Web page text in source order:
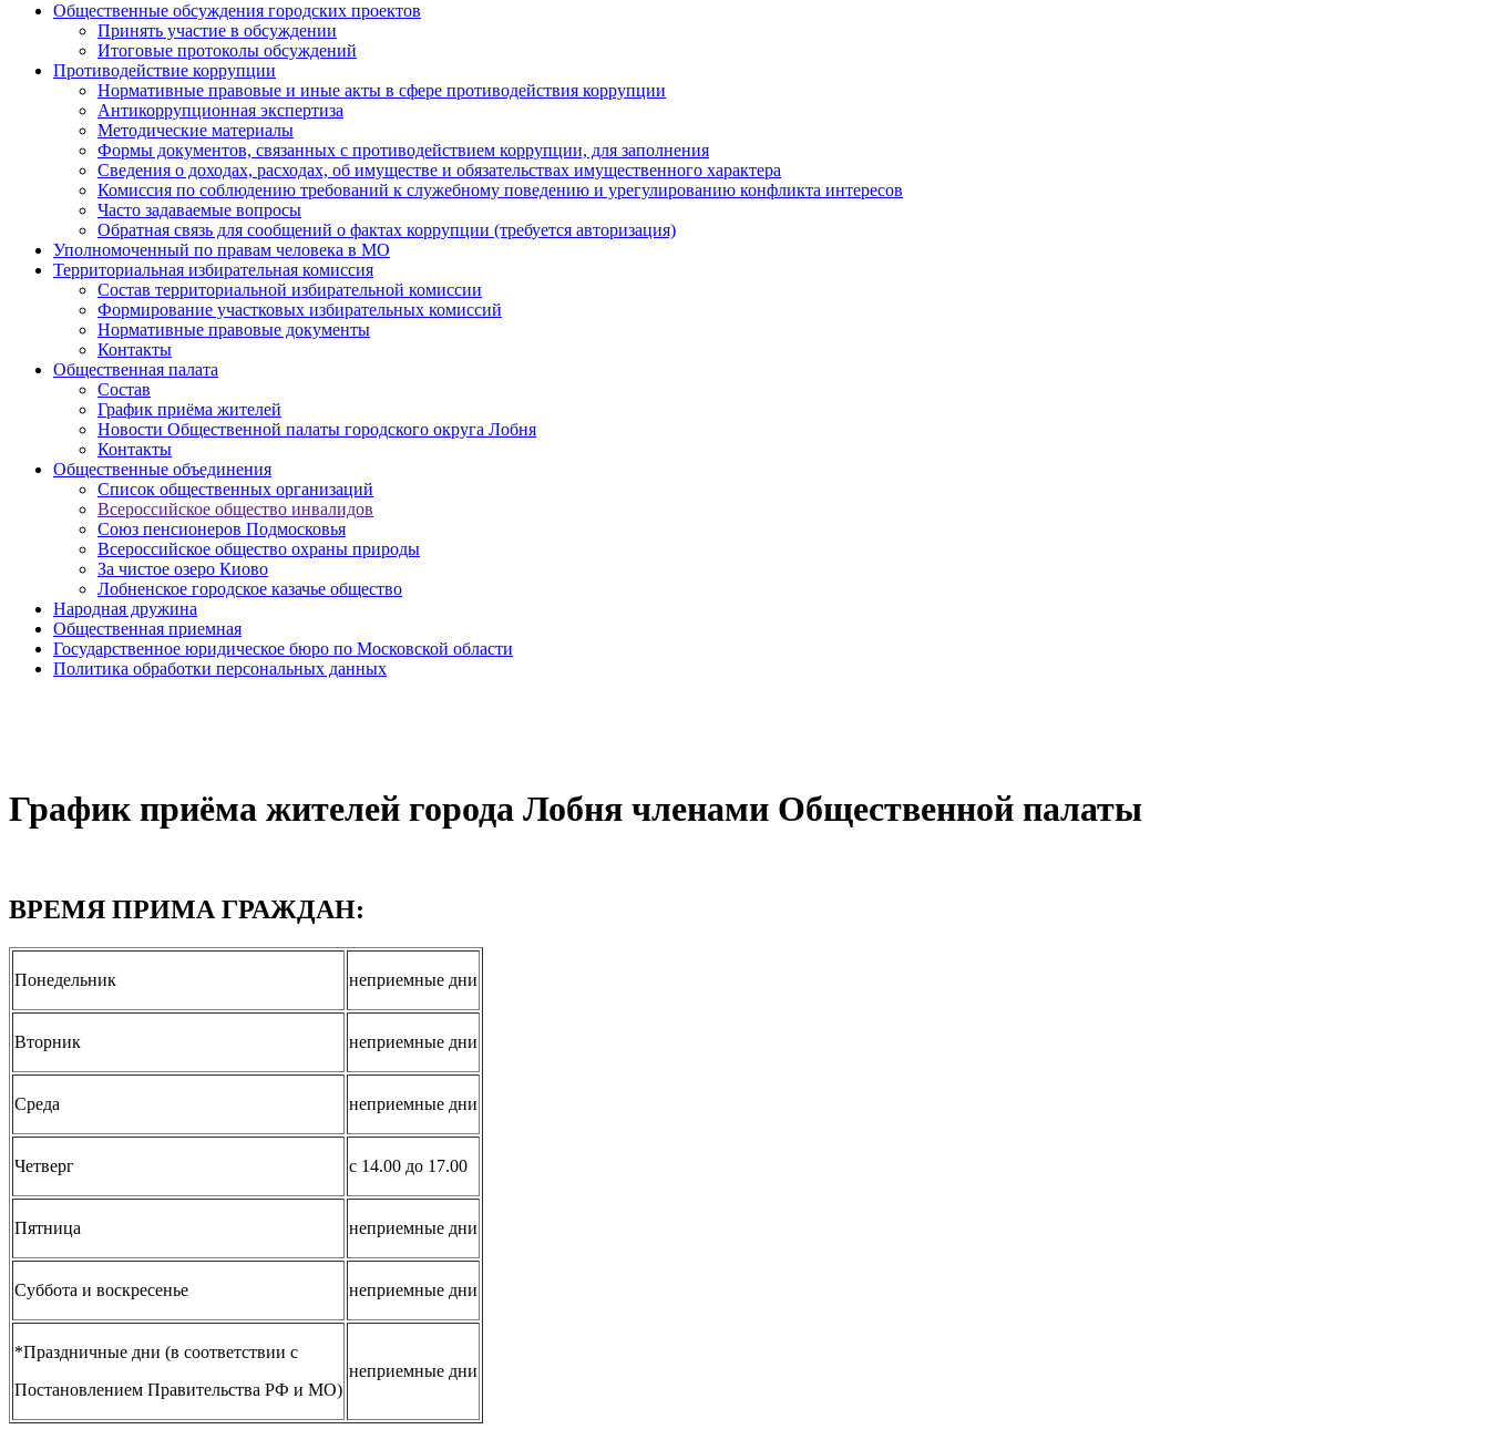
Общественные обсуждения городских проектов
Принять участие в обсуждении
Итоговые протоколы обсуждений
Противодействие коррупции
Нормативные правовые и иные акты в сфере противодействия коррупции
Антикоррупционная экспертиза
Методические материалы
Формы документов, связанных с противодействием коррупции, для заполнения
Сведения о доходах, расходах, об имуществе и обязательствах имущественного характера
Комиссия по соблюдению требований к служебному поведению и урегулированию конфликта интересов
Часто задаваемые вопросы
Обратная связь для сообщений о фактах коррупции (требуется авторизация)
Уполномоченный по правам человека в МО
Территориальная избирательная комиссия
Состав территориальной избирательной комиссии
Формирование участковых избирательных комиссий
Нормативные правовые документы
Контакты
Общественная палата
Состав
График приёма жителей
Новости Общественной палаты городского округа Лобня
Контакты
Общественные объединения
Cписок общественных организаций
Всероссийское общество инвалидов
Союз пенсионеров Подмосковья
Всероссийское общество охраны природы
За чистое озеро Киово
Лобненское городское казачье общество
Народная дружина
Общественная приемная
Государственное юридическое бюро по Московской области
Политика обработки персональных данных
График приёма жителей города Лобня членами Общественной палаты
ВРЕМЯ ПРИМА ГРАЖДАН:
Понедельник неприемные дни
Вторник неприемные дни
Среда неприемные дни
Четверг с 14.00 до 17.00
Пятница неприемные дни
Суббота и воскресенье неприемные дни
*Праздничные дни (в соответствии с
Постановлением Правительства РФ и МО)
неприемные дни